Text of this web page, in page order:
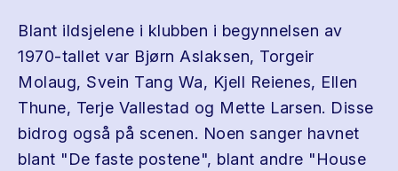
Blant ildsjelene i klubben i begynnelsen av
1970-tallet var Bjørn Aslaksen, Torgeir
Molaug, Svein Tang Wa, Kjell Reienes, Ellen
Thune, Terje Vallestad og Mette Larsen. Disse
bidrog også på scenen. Noen sanger havnet
blant "De faste postene", blant andre "House